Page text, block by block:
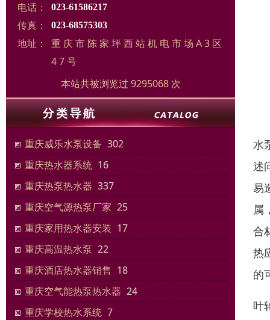
电话： 023-61586217
传真： 023-68575303
地址：
重 庆 市 陈 家 坪 西 站 机 电 市 场 A 3 区
4 7 号
本站共被浏览过 9295068 次
重庆威乐水泵设备 302
重庆热水器系统 16
重庆热泵热水器 337
重庆空气源热泵厂家 25
重庆家用热水器安装 17
重庆高温热水泵 22
重庆酒店热水器销售 18
重庆空气能热泵热水器 24
重庆学校热水系统 7
水
述
易
属
合
热
的
叶